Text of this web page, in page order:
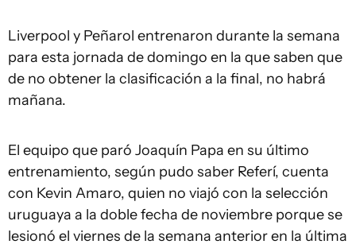
Liverpool y Peñarol entrenaron durante la semana
para esta jornada de domingo en la que saben que
de no obtener la clasificación a la final, no habrá
mañana.
El equipo que paró Joaquín Papa en su último
entrenamiento, según pudo saber Referí, cuenta
con Kevin Amaro, quien no viajó con la selección
uruguaya a la doble fecha de noviembre porque se
lesionó el viernes de la semana anterior en la última